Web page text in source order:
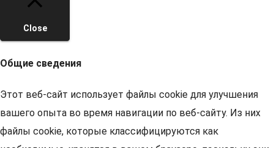
Close
Общие сведения
Этот веб-сайт использует файлы cookie для улучшения
вашего опыта во время навигации по веб-сайту. Из них
файлы cookie, которые классифицируются как